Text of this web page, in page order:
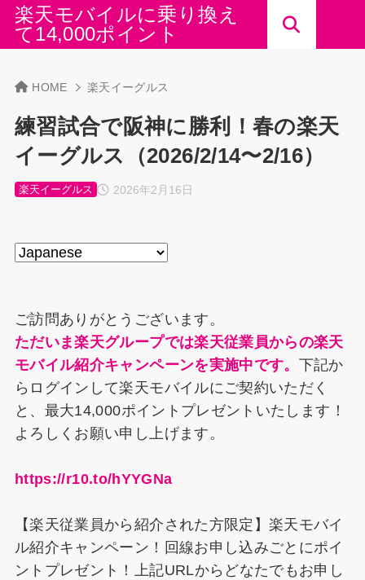
楽天モバイルに乗り換え
て14,000ポイント
HOME 楽天イーグルス
練習試合で阪神に勝利！春の楽天
イーグルス（2026/2/14〜2/16）
2026年2月16日
楽天イーグルス
ご訪問ありがとうございます。
ただいま楽天グループでは楽天従業員からの楽天
モバイル紹介キャンペーンを実施中です。 下記か
らログインして楽天モバイルにご契約いただく
と、最大14,000ポイントプレゼントいたします！
よろしくお願い申し上げます。
https://r10.to/hYYGNa
【楽天従業員から紹介された方限定】楽天モバイ
ル紹介キャンペーン！回線お申し込みごとにポイ
ントプレゼント！上記URLからどなたでもお申し